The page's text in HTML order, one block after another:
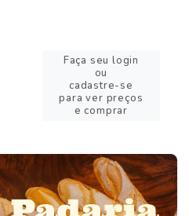
Faça seu login
ou
cadastre-se
para ver preços
e comprar